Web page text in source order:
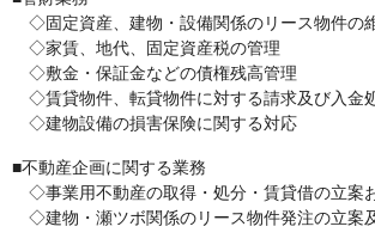
◇固定資産、建物・設備関係のリース物件の
◇家賃、地代、固定資産税の管理
◇敷金・保証金などの債権残高管理
◇賃貸物件、転貸物件に対する請求及び入金
◇建物設備の損害保険に関する対応
■不動産企画に関する業務
◇事業用不動産の取得・処分・賃貸借の立案
◇建物・瀬ツボ関係のリース物件発注の立案